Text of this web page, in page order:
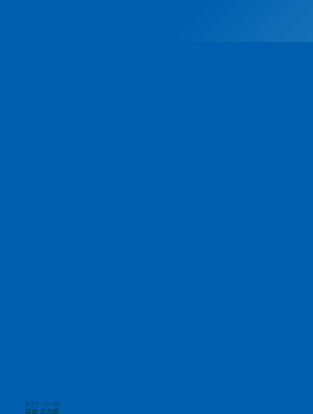
男子サッカー部
前田 浩志朗